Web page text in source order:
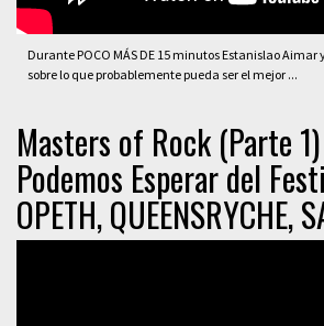
Durante POCO MÁS DE 15 minutos Estanislao Aimar
sobre lo que probablemente pueda ser el mejor ...
Masters of Rock (Parte
Podemos Esperar del
OPETH, QUEENSRYCHE,